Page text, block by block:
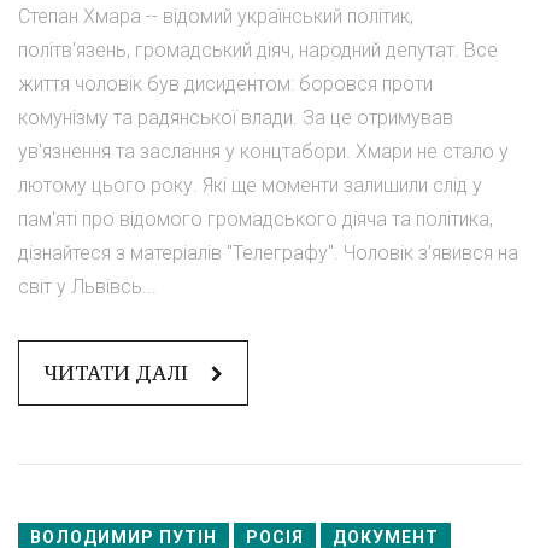
Степан Хмара -- відомий український політик,
політв'язень, громадський діяч, народний депутат. Все
життя чоловік був дисидентом: боровся проти
комунізму та радянської влади. За це отримував
ув'язнення та заслання у концтабори. Хмари не стало у
лютому цього року. Які ще моменти залишили слід у
пам'яті про відомого громадського діяча та політика,
дізнайтеся з матеріалів "Телеграфу". Чоловік з'явився на
світ у Львівсь...
ЧИТАТИ ДАЛІ
ВОЛОДИМИР ПУТІН РОСІЯ ДОКУМЕНТ